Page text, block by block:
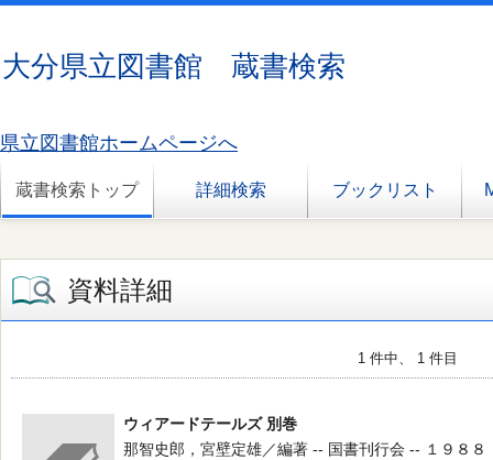
大分県立図書館 蔵書検索
県立図書館ホームページへ
蔵書検索トップ 詳細検索 ブックリスト
資料詳細
1 件中、 1 件目
ウィアードテールズ 別巻
那智史郎，宮壁定雄／編著 -- 国書刊行会 -- １９８８